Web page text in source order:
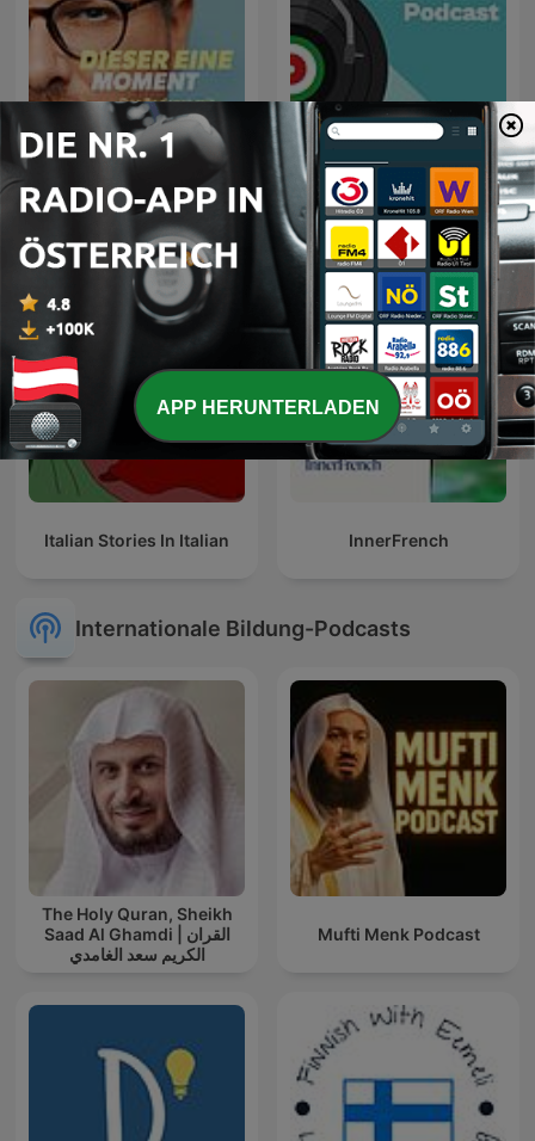
Dieser eine Moment – Der
Podcast mit Philipp Fleiter
Italia 360°
Italian Stories In Italian InnerFrench
Internationale Bildung-Podcasts
The Holy Quran, Sheikh
Saad Al Ghamdi | القران
الكريم سعد الغامدي
Mufti Menk Podcast
APP HERUNTERLADEN